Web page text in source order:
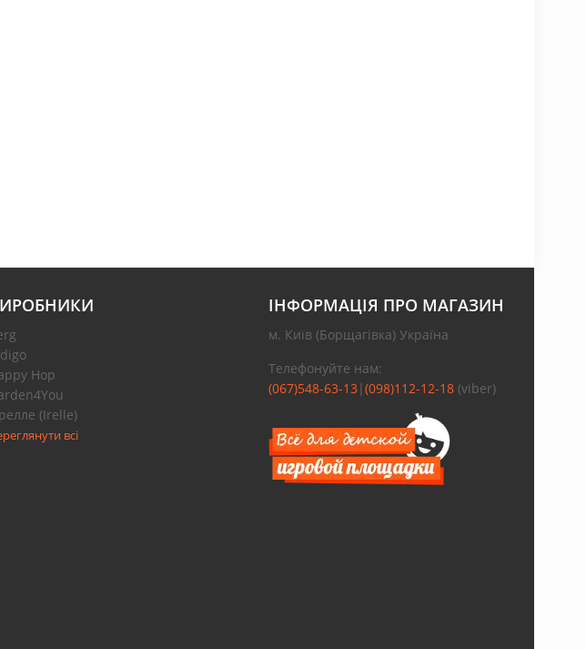
Hop
(Irelle)
всі
ІНФОРМАЦІЯ ПРО МАГАЗИН
м. Київ (Борщагівка) Україна
Телефонуйте нам:
(067)548-63-13| (098)112-12-18(viber)